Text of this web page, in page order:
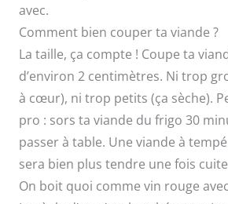
avec.
Comment bien couper ta viande ?
La taille, ça compte ! Coupe ta
d’environ 2 centimètres. Ni trop
à cœur), ni trop petits (ça sèche).
pro : sors ta viande du frigo 30
passer à table. Une viande à
sera bien plus tendre une fois
On boit quoi comme vin rouge